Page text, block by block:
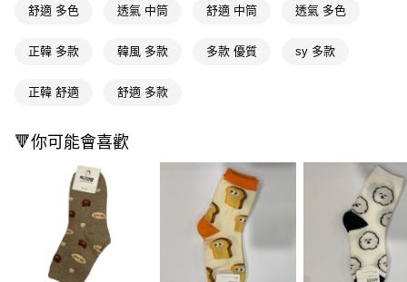
相關說明
AFTEE先享後付是「在收到商品之後才付款」的支付方式。 讓您購物簡單
便利好安心！
２．便利：只要手機號碼，簡訊認證，即可結帳。
【「AFTEE先享後付」結帳流程】
結帳頁面，進行簡訊認證並確認金額後，即可完成結帳。
２．訂單成立數日內，您將收到繳費通知簡訊。
３．收到繳費通知簡訊後14天內，點擊此簡訊中的連結，可透過四大超商／
ATM／網路銀行／等多元方式進行付款，方視為交易完成。
※ 請注意：結帳手續完成當下不需立刻繳費，但若您需要取消訂單，請聯絡
購買商品的店家。未經商家同意取消之訂單仍視為有效，需透過AFTEE先享
後付繳納相關費用。
運送方式
每筆NT$65，滿NT$390(含以上)免運費
付款後全家取貨
每筆NT$65，滿NT$390(含以上)免運費
萊爾富取貨付款
每筆NT$65，滿NT$490(含以上)免運費
舒適 多色 透氣 中筒 舒適 中筒 透氣 多色
正韓 多款 韓風 多款 多款 優質 sy 多款
正韓 舒適 舒適 多款
🔻你可能會喜歡